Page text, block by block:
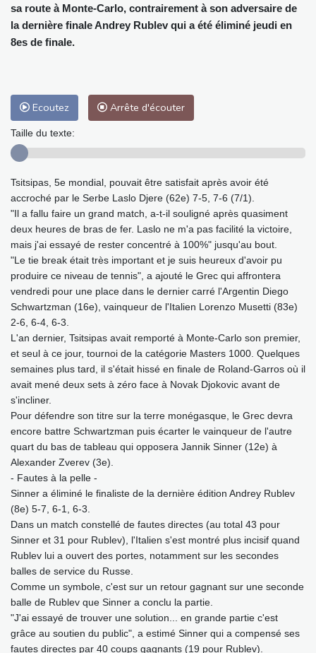
sa route à Monte-Carlo, contrairement à son adversaire de
la dernière finale Andrey Rublev qui a été éliminé jeudi en
8es de finale.
Ecoutez Arrête d'écouter
Taille du texte:
Tsitsipas, 5e mondial, pouvait être satisfait après avoir été
accroché par le Serbe Laslo Djere (62e) 7-5, 7-6 (7/1).
"Il a fallu faire un grand match, a-t-il souligné après quasiment
deux heures de bras de fer. Laslo ne m'a pas facilité la victoire,
mais j'ai essayé de rester concentré à 100%" jusqu'au bout.
"Le tie break était très important et je suis heureux d'avoir pu
produire ce niveau de tennis", a ajouté le Grec qui affrontera
vendredi pour une place dans le dernier carré l'Argentin Diego
Schwartzman (16e), vainqueur de l'Italien Lorenzo Musetti (83e)
2-6, 6-4, 6-3.
L'an dernier, Tsitsipas avait remporté à Monte-Carlo son premier,
et seul à ce jour, tournoi de la catégorie Masters 1000. Quelques
semaines plus tard, il s'était hissé en finale de Roland-Garros où il
avait mené deux sets à zéro face à Novak Djokovic avant de
s'incliner.
Pour défendre son titre sur la terre monégasque, le Grec devra
encore battre Schwartzman puis écarter le vainqueur de l'autre
quart du bas de tableau qui opposera Jannik Sinner (12e) à
Alexander Zverev (3e).
- Fautes à la pelle -
Sinner a éliminé le finaliste de la dernière édition Andrey Rublev
(8e) 5-7, 6-1, 6-3.
Dans un match constellé de fautes directes (au total 43 pour
Sinner et 31 pour Rublev), l'Italien s'est montré plus incisif quand
Rublev lui a ouvert des portes, notamment sur les secondes
balles de service du Russe.
Comme un symbole, c'est sur un retour gagnant sur une seconde
balle de Rublev que Sinner a conclu la partie.
"J'ai essayé de trouver une solution... en grande partie c'est
grâce au soutien du public", a estimé Sinner qui a compensé ses
fautes directes par 40 coups gagnants (19 pour Rublev).